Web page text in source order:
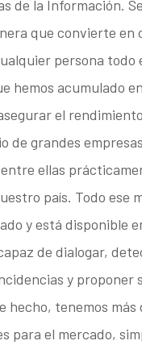
de la Información.
que convierte en
persona todo
hemos acumulado
el
de grandes
ellas
país. Todo ese
y está disponible
de dialogar,
y proponer
hecho, tenemos más
para el mercado,